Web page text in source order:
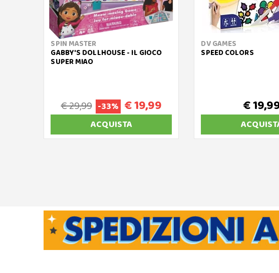
SPIN MASTER
GABBY'S DOLLHOUSE - IL GIOCO
SUPER MIAO
€ 29,99 -33% € 19,99
ACQUISTA
DV GAMES
SPEED COLORS
€